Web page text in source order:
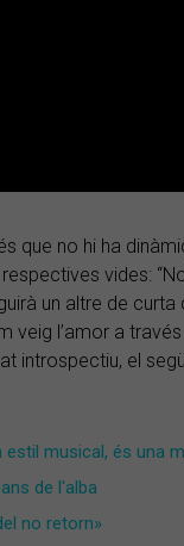
que no hi ha
vides:
un altre de
veig l’amor a
introspectiu, el
musical, és una
de l'alba
no retorn»